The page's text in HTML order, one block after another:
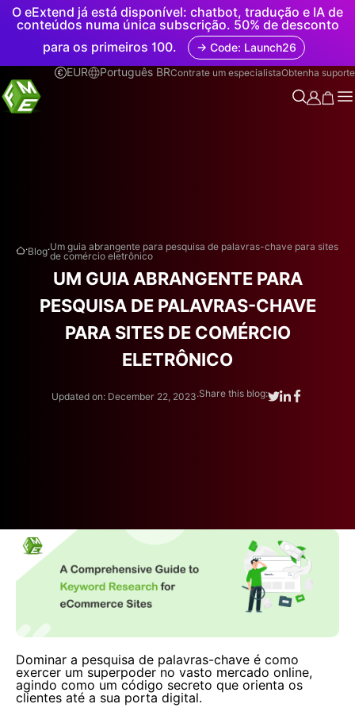
O eExtend já está disponível: chatbot, tradução e IA de
conteúdos numa única subscrição. 50% de desconto
para os primeiros 100.
→ Code: Launch26
EUR
Português BRContrate um especialistaObtenha suporte
.Blog.Um guia abrangente para pesquisa de palavras-chave para sites
de comércio eletrônico
UM GUIA ABRANGENTE PARA
PESQUISA DE PALAVRAS-CHAVE
PARA SITES DE COMÉRCIO
ELETRÔNICO
Updated on: December 22, 2023.Share this blog:
Dominar a pesquisa de palavras-chave é como
exercer um superpoder no vasto mercado online,
agindo como um código secreto que orienta os
clientes até a sua porta digital.